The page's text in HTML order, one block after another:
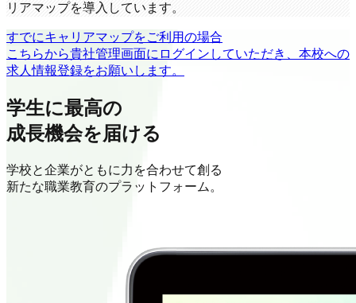
リアマップを導入しています。
すでにキャリアマップをご利用の場合
こちらから貴社管理画面にログインしていただき、本校への
求人情報登録をお願いします。
学生に最高の
成長機会を届ける
学校と企業がともに力を合わせて創る
新たな職業教育のプラットフォーム。